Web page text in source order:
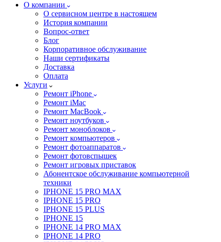
О компании
О сервисном центре в настоящем
История компании
Вопрос-ответ
Блог
Корпоративное обслуживание
Наши сертификаты
Доставка
Оплата
Услуги
Ремонт iPhone
Ремонт iMac
Ремонт MacBook
Ремонт ноутбуков
Ремонт моноблоков
Ремонт компьютеров
Ремонт фотоаппаратов
Ремонт фотовспышек
Ремонт игровых приставок
Абонентское обслуживание компьютерной
техники
IPHONE 15 PRO MAX
IPHONE 15 PRO
IPHONE 15 PLUS
IPHONE 15
IPHONE 14 PRO MAX
IPHONE 14 PRO